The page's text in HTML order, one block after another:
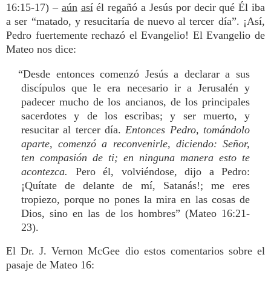
16:15-17) – aún asíél regañó a Jesús por decir qué Él iba
a ser “matado, y resucitaría de nuevo al tercer día”. ¡Así,
Pedro fuertemente rechazó el Evangelio! El Evangelio de
Mateo nos dice:
“Desde entonces comenzó Jesús a declarar a sus
discípulos que le era necesario ir a Jerusalén y
padecer mucho de los ancianos, de los principales
sacerdotes y de los escribas; y ser muerto, y
resucitar al tercer día.Entonces Pedro, tomándolo
aparte, comenzó a reconvenirle, diciendo: Señor,
ten compasión de ti; en ninguna manera esto te
acontezca. Pero él, volviéndose, dijo a Pedro:
¡Quítate de delante de mí, Satanás!; me eres
tropiezo, porque no pones la mira en las cosas de
Dios, sino en las de los hombres” (Mateo 16:21-
23).
El Dr. J. Vernon McGee dio estos comentarios sobre el
pasaje de Mateo 16: